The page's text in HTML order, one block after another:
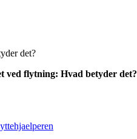
det?
ved flytning: Hvad betyder det?